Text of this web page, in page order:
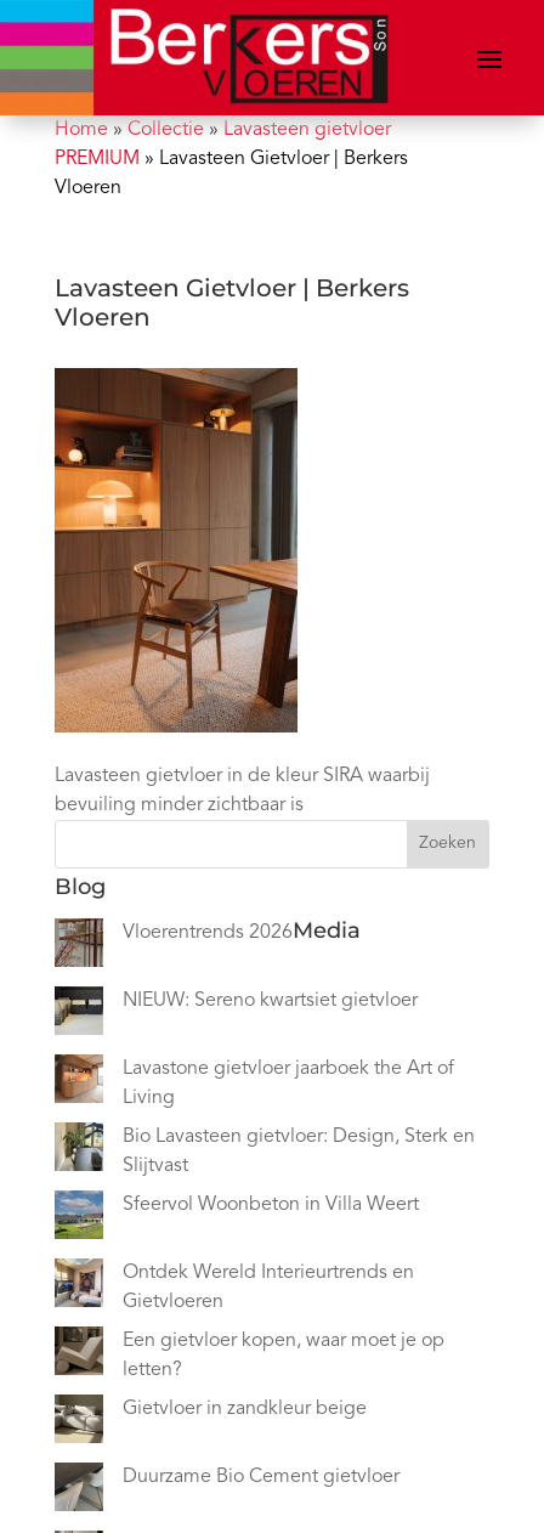
Home» Collectie» Lavasteen gietvloer
PREMIUM » Lavasteen Gietvloer | Berkers
Vloeren
Lavasteen Gietvloer | Berkers
Vloeren
Lavasteen gietvloer in de kleur SIRA waarbij
bevuiling minder zichtbaar is
Zoeken
Blog
Vloerentrends 2026
NIEUW: Sereno kwartsiet gietvloer
Lavastone gietvloer jaarboek the Art of
Living
Bio Lavasteen gietvloer: Design, Sterk en
Slijtvast
Sfeervol Woonbeton in Villa Weert
Ontdek Wereld Interieurtrends en
Gietvloeren
Een gietvloer kopen, waar moet je op
letten?
Gietvloer in zandkleur beige
Duurzame Bio Cement gietvloer
Media